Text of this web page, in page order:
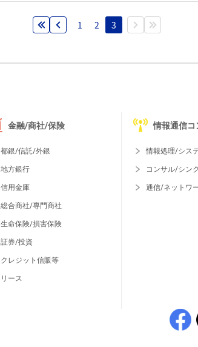
1 2 3
金融/商社/保険
都銀/信託/外銀
地方銀行
信用金庫
総合商社/専門商社
生命保険/損害保険
証券/投資
クレジット信販等
リース
情報通信コ
情報処理/シス
コンサル/シン
通信/ネットワ